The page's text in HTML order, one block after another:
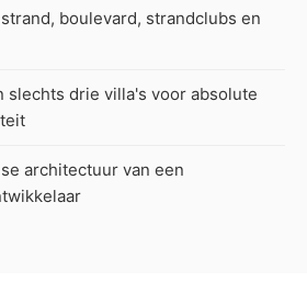
boulevard, strandclubs en
slechts drie villa's voor absolute
architectuur van een